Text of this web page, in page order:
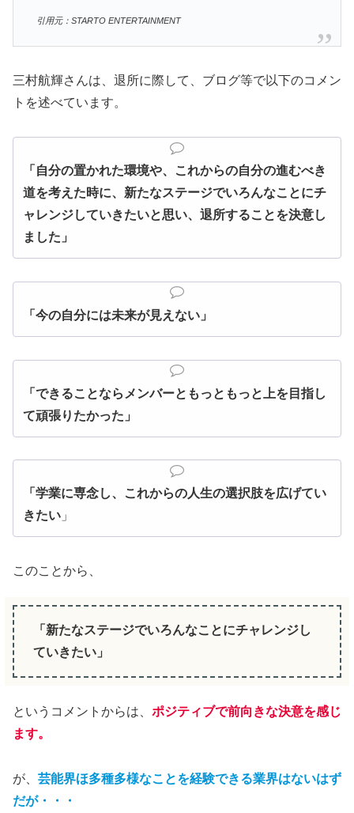
引用元：STARTO ENTERTAINMENT
三村航輝さんは、退所に際して、ブログ等で以下のコメン
トを述べています。
「自分の置かれた環境や、これからの自分の進むべき
道を考えた時に、新たなステージでいろんなことにチ
ャレンジしていきたいと思い、退所することを決意し
ました」
「今の自分には未来が見えない」
「できることならメンバーともっともっと上を目指し
て頑張りたかった」
「学業に専念し、これからの人生の選択肢を広げてい
きたい 」
このことから、
「新たなステージでいろんなことにチャレンジし
ていきたい」
というコメントからは、 ポジティブで前向きな決意を感じ
ます。
が、 芸能界ほ多種多様なことを経験できる業界はないはず
だが・・・